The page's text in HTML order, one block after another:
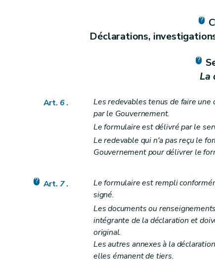
Section première Les poursuites
35quater
35quinquies
35 sexies
35septies
Art. 37
Art. 39
Art. 40
Art. 41
Art. 42
Déclarations,
La
Art. 6.
Les redevables tenus de faire
par le Gouvernement.
Le formulaire est délivré par le
Le redevable qui n'a pas reçu le
Gouvernement pour délivrer le
Art. 7.
Le formulaire est rempli
signé.
Les documents ou
intégrante de la déclaration et
original.
Les autres annexes à la
elles émanent de tiers.